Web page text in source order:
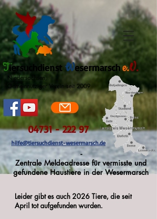
Niedersachsen,
Gemeinnütziger Verein seit 2009
04731 - 222 97
hilfe@tiersuchdienst-wesermarsch.de
-
Zentrale Meldeadresse für vermisste und
gefundene Haustiere in der Wesermarsch
Tiersuchdienst Wesermarsch e.V.
Leider gibt es auch 2026 Tiere, die seit
April tot aufgefunden wurden.